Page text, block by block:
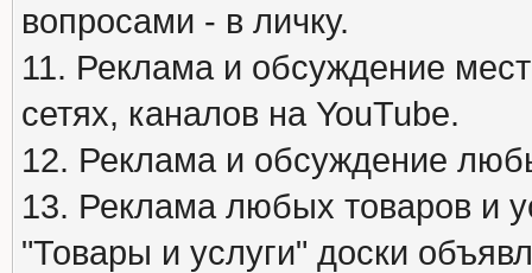
вопросами - в личку.
11. Реклама и обсуждение
сетях, каналов на YouTube.
12. Реклама и обсуждение
13. Реклама любых товаров и
"Товары и услуги" доски